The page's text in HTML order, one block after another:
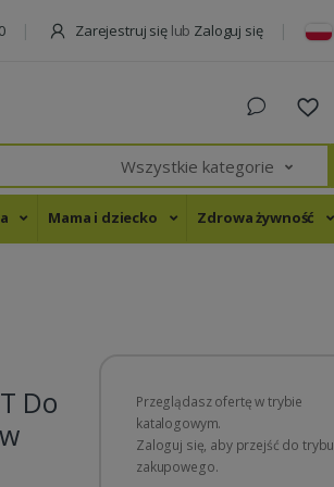
Zarejestruj się lub Zaloguj się
Wszystkie kategorie
Mama i dziecko Zdrowa żywność
Do
Przeglądasz ofertę w trybie
katalogowym.
Zaloguj się, aby przejść do trybu
zakupowego.